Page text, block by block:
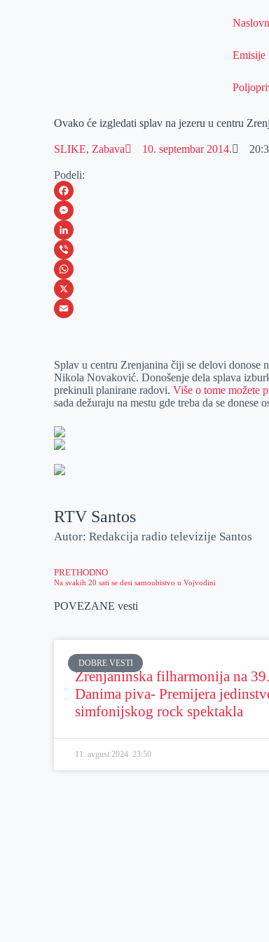
Emisije
Ovako će izgledati splav na jezeru u centru
SLIKE, Zabava 10. septembar 2014.
Podeli:
F
a
c
e
b
o
M
e
s
s
e
e
r
L
i
n
k
I
n
V
i
b
W
h
s
A
p
p
X
a
i
l
Splav u centru Zrenjanina čiji se delovi donose
Nikola Novaković. Donošenje dela splava
prekinuli planirane radovi.Više o tome možete
sada dežuraju na mestu gde treba da se donese
RTV Santos
Autor: Redakcija radio televizije Santos
PRETHODNO
Na svakih 20 sati se desi samoubistvo u Vojvodini
POVEZANE vesti
DOBRE VESTI
Zrenjaninska filharmonija na 39.
Danima piva- Premijera
simfonijskog rock spektakla
11. avgust 2024. 23:50